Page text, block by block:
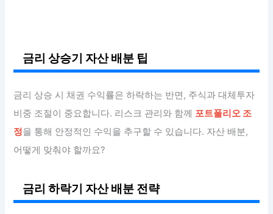
금리 상승기 자산 배분 팁
금리 상승 시 채권 수익률은 하락하는 반면, 주식과 대체투자
비중 조절이 중요합니다. 리스크 관리와 함께 포트폴리오 조
정을 통해 안정적인 수익을 추구할 수 있습니다. 자산 배분,
어떻게 맞춰야 할까요?
금리 하락기 자산 배분 전략